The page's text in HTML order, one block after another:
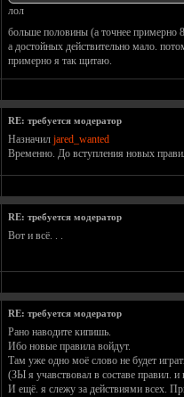
лол
больше половины (а точнее примерно
а достойных действительно мало.
примерно я так щитаю.
RE: требуется модератор
Назначил jared_wanted
Временно. До вступления новых
RE: требуется модератор
Вот и всё. . .
RE: требуется модератор
Рано наводите кипишь.
Ибо новые правила войдут.
Там уже одно моё слово не будет
(ЗЫ я учавствовал в составе правил. и
И ещё. я слежу за действиями всех.